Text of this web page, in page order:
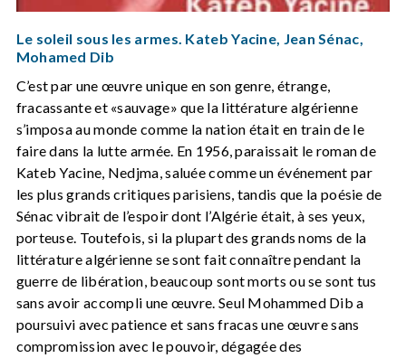
Le soleil sous les armes. Kateb Yacine, Jean Sénac,
Mohamed Dib
C’est par une œuvre unique en son genre, étrange,
fracassante et «sauvage» que la littérature algérienne
s’imposa au monde comme la nation était en train de le
faire dans la lutte armée. En 1956, paraissait le roman de
Kateb Yacine, Nedjma, saluée comme un événement par
les plus grands critiques parisiens, tandis que la poésie de
Sénac vibrait de l’espoir dont l’Algérie était, à ses yeux,
porteuse. Toutefois, si la plupart des grands noms de la
littérature algérienne se sont fait connaître pendant la
guerre de libération, beaucoup sont morts ou se sont tus
sans avoir accompli une œuvre. Seul Mohammed Dib a
poursuivi avec patience et sans fracas une œuvre sans
compromission avec le pouvoir, dégagée des